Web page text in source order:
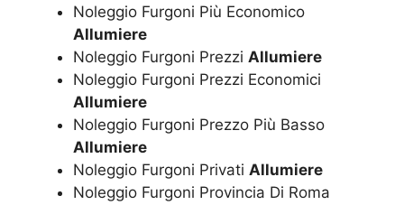
Noleggio Furgoni Più Economico
Allumiere
Noleggio Furgoni Prezzi Allumiere
Noleggio Furgoni Prezzi Economici
Allumiere
Noleggio Furgoni Prezzo Più Basso
Allumiere
Noleggio Furgoni Privati Allumiere
Noleggio Furgoni Provincia Di Roma